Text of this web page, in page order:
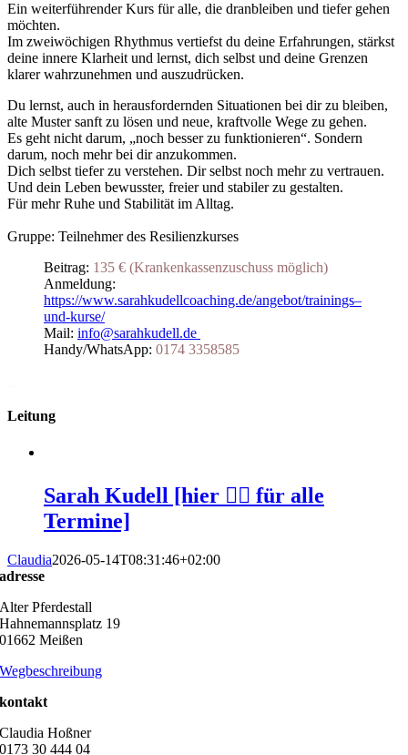
Ein weiterführender Kurs für alle, die dranbleiben und tiefer gehen
möchten.
Im zweiwöchigen Rhythmus vertiefst du deine Erfahrungen, stärkst
deine innere Klarheit und lernst, dich selbst und deine Grenzen
klarer wahrzunehmen und auszudrücken.
Du lernst, auch in herausfordernden Situationen bei dir zu bleiben,
alte Muster sanft zu lösen und neue, kraftvolle Wege zu gehen.
Es geht nicht darum, „noch besser zu funktionieren“. Sondern
darum, noch mehr bei dir anzukommen.
Dich selbst tiefer zu verstehen. Dir selbst noch mehr zu vertrauen.
Und dein Leben bewusster, freier und stabiler zu gestalten.
Für mehr Ruhe und Stabilität im Alltag.
Gruppe: Teilnehmer des Resilienzkurses
Beitrag: 135 € (Krankenkassenzuschuss möglich)
Anmeldung:
https://www.sarahkudellcoaching.de/angebot/trainings–
und-kurse/
Mail: info@sarahkudell.de
Handy/WhatsApp: 0174 3358585
Leitung
Sarah Kudell [hier 👆🏻 für alle
Termine]
Claudia2026-05-14T08:31:46+02:00
adresse
Alter Pferdestall
Hahnemannsplatz 19
01662 Meißen
Wegbeschreibung
kontakt
Claudia Hoßner
0173 30 444 04